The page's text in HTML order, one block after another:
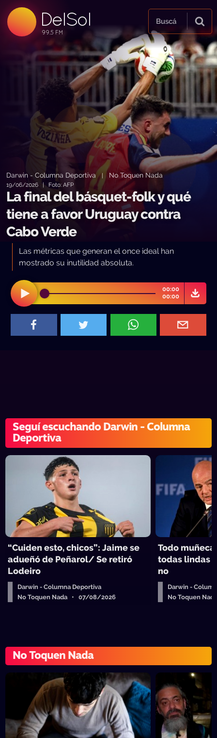
DelSol
99.5 FM
99.5 FM
99.5 FM
Buscá
Darwin - Columna Deportiva | No Toquen Nada
19/06/2026 | Foto: AFP
La final del básquet-folk y qué
tiene a favor Uruguay contra
Cabo Verde
Las métricas que generan el once ideal han
mostrado su inutilidad absoluta.
00:00
00:00
Seguí escuchando Darwin - Columna
Deportiva
“Cuiden esto, chicos”: Jaime se
adueñó de Peñarol/ Se retiró
Lodeiro
Darwin - Columna Deportiva
No Toquen Nada • 07/08/2026
Todo
todas lindas
no
Darwin -
No Toquen
No Toquen Nada